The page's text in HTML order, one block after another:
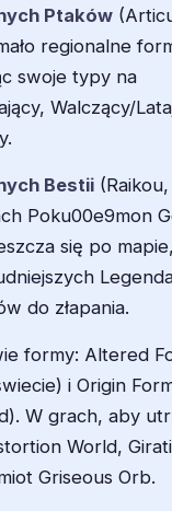
Ptaków
regionalne
swoje typy na
Walczący/
Bestii
Poku00e9mon
się po
do złapania.
formy: Altered
i Origin
W grach, aby
World,
Griseous Orb.